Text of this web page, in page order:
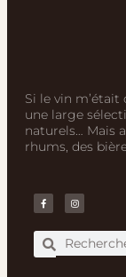
Si le vin
une large
naturels… Mais
rhums, des